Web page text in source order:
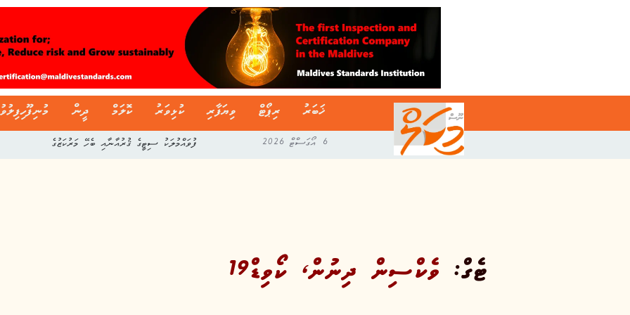
ޚަބަރު ރިޕޯޓް ވިޔަފާރި ކުޅިވަރު ކޮލަމް ދީން
6 އޯގަސްޓް 2026 ފުވައްމުލަކު ސިޓީގެ ޤުރުއާނާއި ބެހޭ މަރުކަޒުގެ
ޓެގް: ވެކްސިން ދިނުން، ކޯވިޑް19